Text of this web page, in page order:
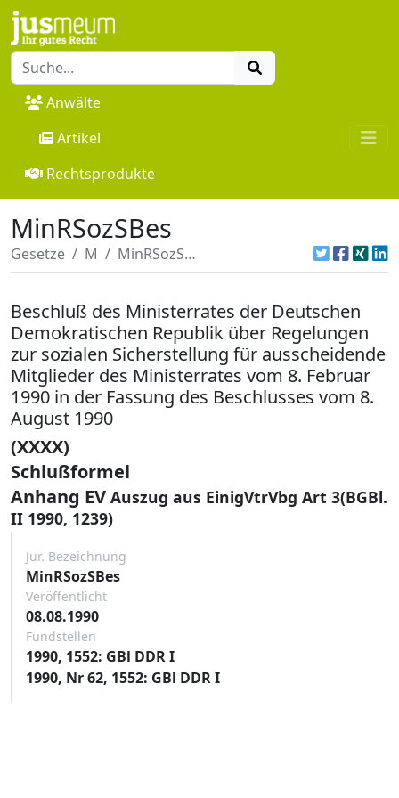
Anwälte
Artikel
Rechtsprodukte
MinRSozSBes
Gesetze M MinRSozSBes
Beschluß des Ministerrates der Deutschen
Demokratischen Republik über Regelungen
zur sozialen Sicherstellung für ausscheidende
Mitglieder des Ministerrates vom 8. Februar
1990 in der Fassung des Beschlusses vom 8.
August 1990
(XXXX)
Schlußformel
Anhang EV Auszug aus EinigVtrVbg Art 3(BGBl.
II 1990, 1239)
Jur. Bezeichnung
MinRSozSBes
Veröffentlicht
08.08.1990
Fundstellen
1990, 1552: GBl DDR I
1990, Nr 62, 1552: GBl DDR I